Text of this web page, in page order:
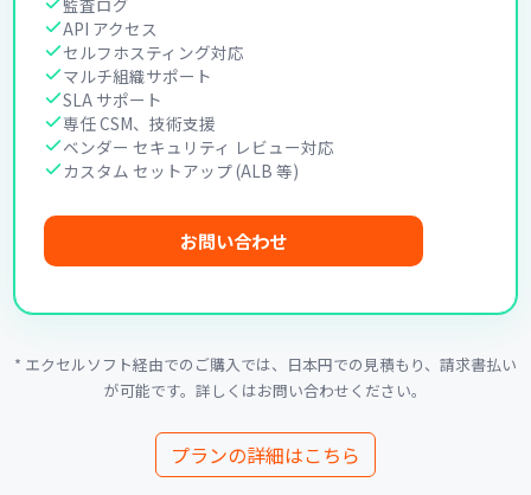
監査ログ
API アクセス
セルフホスティング対応
マルチ組織サポート
SLA サポート
専任 CSM、技術支援
ベンダー セキュリティ レビュー対応
カスタム セットアップ (ALB 等)
お問い合わせ
* エクセルソフト経由でのご購入では、日本円での見積もり、請求書払い
が可能です。詳しくはお問い合わせください。
プランの詳細はこちら